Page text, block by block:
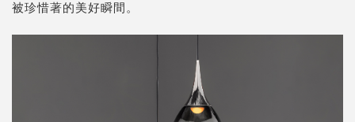
被珍惜著的美好瞬間。